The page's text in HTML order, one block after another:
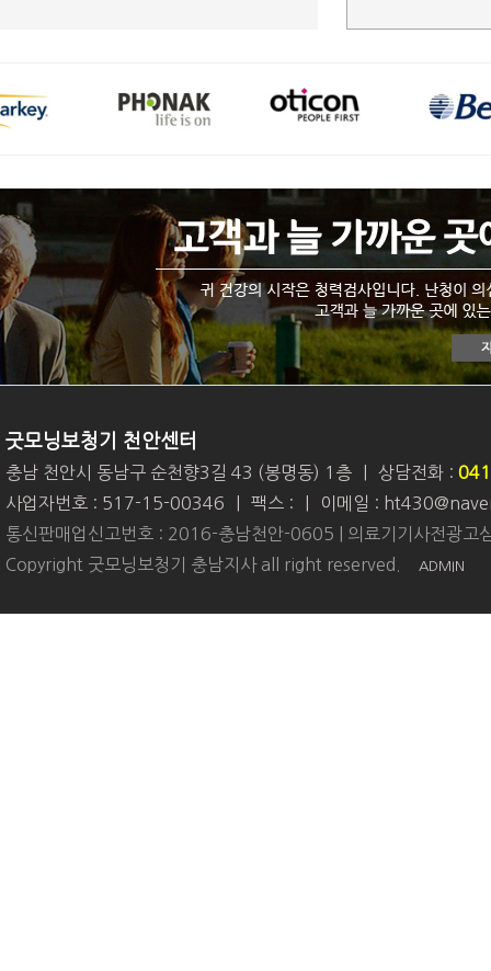
굿모닝보청기 천안센터
충남 천안시 동남구 순천향3길 43 (봉명동) 1층 상담전화 :
사업자번호 : 517-15-00346
팩스 :
이메일 :
통신판매업신고번호 : 2016-충남천안-0605 | 의료기기사전광고
Copyright 굿모닝보청기 충남지사 all right reserved.
ADMIN